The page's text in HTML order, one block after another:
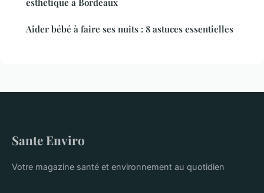
Aider bébé à faire ses nuits : 8 astuces essentielles
Sante Enviro
Votre magazine santé et environnement au quotidien